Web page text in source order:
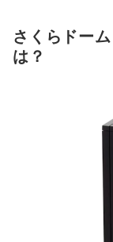
さくらドー
は？